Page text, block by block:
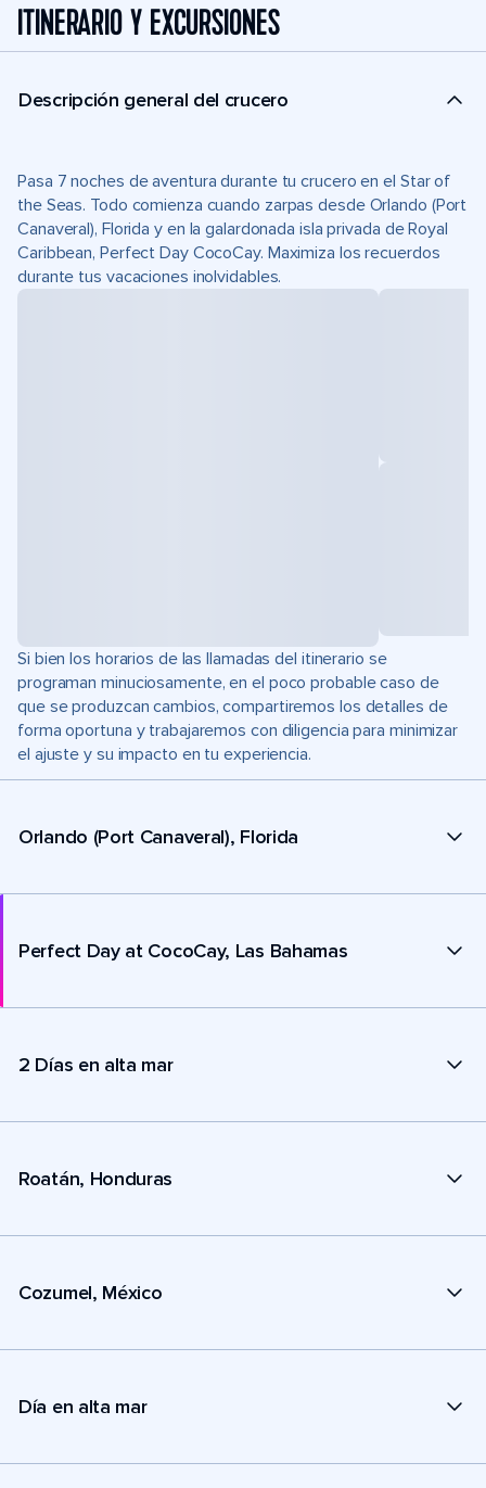
ITINERARIO Y EXCURSIONES
Descripción general del crucero
Pasa 7 noches de aventura durante tu crucero en el Star of
the Seas. Todo comienza cuando zarpas desde Orlando (Port
Canaveral), Florida y en la galardonada isla privada de Royal
Caribbean, Perfect Day CocoCay. Maximiza los recuerdos
durante tus vacaciones inolvidables.
Si bien los horarios de las llamadas del itinerario se
programan minuciosamente, en el poco probable caso de
que se produzcan cambios, compartiremos los detalles de
forma oportuna y trabajaremos con diligencia para minimizar
el ajuste y su impacto en tu experiencia.
Orlando (Port Canaveral), Florida
Perfect Day at CocoCay, Las Bahamas
2 Días en alta mar
Roatán, Honduras
Cozumel, México
Día en alta mar